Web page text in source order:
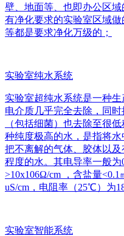
壁、地面等、也即办公区
有净化要求的实验室区域
等都是要求净化万级的；
实验室纯水系统
实验室超纯水系统是一种
电介质几乎完全去除，同
（包括细菌）也去除至很
种纯度极高的水，是指将
把不离解的气体、胶体以
程度的水。其电导率一般为
>10x106Ω/cm ，含盐量
uS/cm，电阻率（25℃）为
实验室智能系统